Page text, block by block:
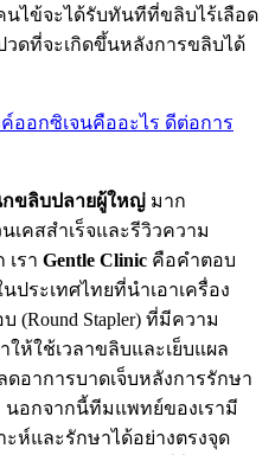
ไข้จะได้รับทันทีที่ขลิบไร้เลือด
วดที่จะเกิดขึ้นหลังการขลิบได้
ออกซิเจนคืออะไร ดีต่อการ
ขลิบปลายผู้ใหญ่ มาก
คสสำเร็จและรีวิวความ
รา Gentle Clinic คือคำตอบ
ประเทศไทยที่นำเอาเครื่อง
บ (Round Stapler) ที่มีความ
ห้ใช้เวลาขลิบและเย็บแผล
อาการบาดเจ็บหลังการรักษา
นอกจากนี้ทีมแพทย์ของเรามี
ห์และรักษาได้อย่างตรงจุด